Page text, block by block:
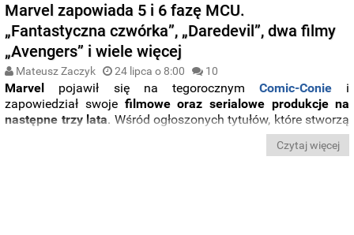
Marvel zapowiada 5 i 6 fazę MCU.
„Fantastyczna czwórka”, „Daredevil”, dwa filmy
„Avengers” i wiele więcej
Mateusz Zaczyk 24 lipca o 8:00 10
Marvel pojawił się na tegorocznymComic-Conie i
zapowiedział swojefilmowe oraz serialowe produkcje na
następne trzy lata. Wśród ogłoszonych tytułów, które stworzą
, znalazły się między innymi:nowy
film o Fantastycznej
Czytaj więcej